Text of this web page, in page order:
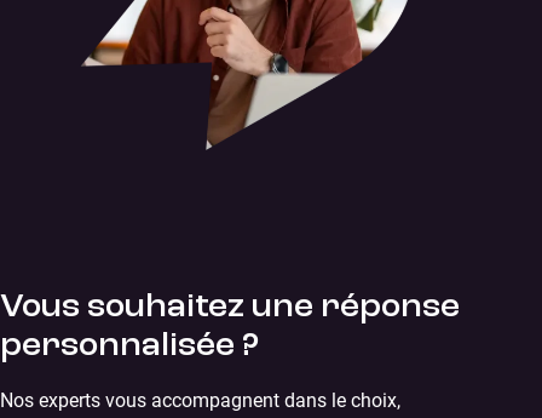
Vous souhaitez une réponse
personnalisée ?
Nos experts vous accompagnent dans le choix,